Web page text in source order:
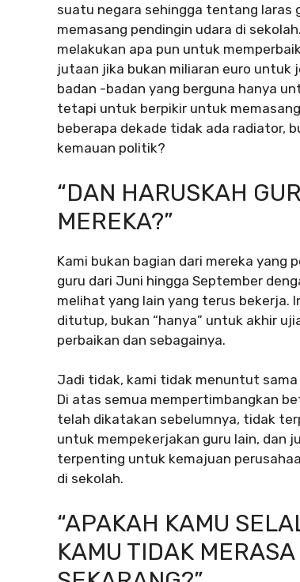
suatu negara sehingga tentang laras
memasang pendingin udara di
melakukan apa pun untuk
jutaan jika bukan miliaran euro untuk
badan -badan yang berguna hanya
tetapi untuk berpikir untuk
beberapa dekade tidak ada radiator,
kemauan politik?
“DAN HARUSKAH
MEREKA?”
Kami bukan bagian dari mereka yang
guru dari Juni hingga September
melihat yang lain yang terus bekerja.
ditutup, bukan “hanya” untuk akhir
perbaikan dan sebagainya.
Jadi tidak, kami tidak menuntut
Di atas semua mempertimbangkan
telah dikatakan sebelumnya, tidak
untuk mempekerjakan guru lain, dan
terpenting untuk kemajuan
di sekolah.
“APAKAH KAMU
KAMU TIDAK